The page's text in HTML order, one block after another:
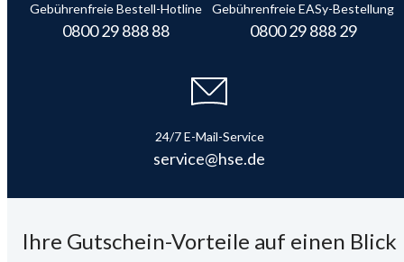
Gebührenfreie Bestell-Hotline
0800 29 888 88
Gebührenfreie EASy-Bestellung
0800 29 888 29
24/7 E-Mail-Service
service@hse.de
Ihre Gutschein-Vorteile auf einen Blick